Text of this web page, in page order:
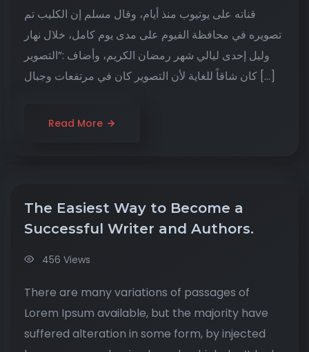
قناته على يوتيوب منذ أيام، وقال مسلم إن الكليب تم
تصويره في محافظة الفيوم على مدى يوم كامل، خلال نهار
وليل إحدى ليالي شهر رمضان الكريم، وأضاف :”التصوير
كان شاقاً للغاية لأن التصوير كان في مرتفعات وجبال […]
Read More
The Easiest Way to Become a
Successful Writer and Authors.
456 Views
There are many variations of passages of
Lorem Ipsum available, but the majority have
suffered alteration in some form, by injected